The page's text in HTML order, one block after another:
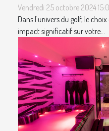
Vendredi 25 octobre 2024
Dans l'univers du golf, le
impact significatif sur votre...